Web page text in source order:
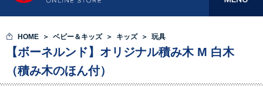
HOME ベビー＆キッズ キッズ 玩具
【ボーネルンド】オリジナル積み木 M 白木
（積み木のほん付）